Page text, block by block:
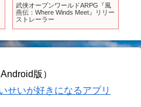
武侠オープンワールドARPG『風
燕伝：Where Winds Meet』リリー
ストレーラー
版）
いが好きになるアプリ